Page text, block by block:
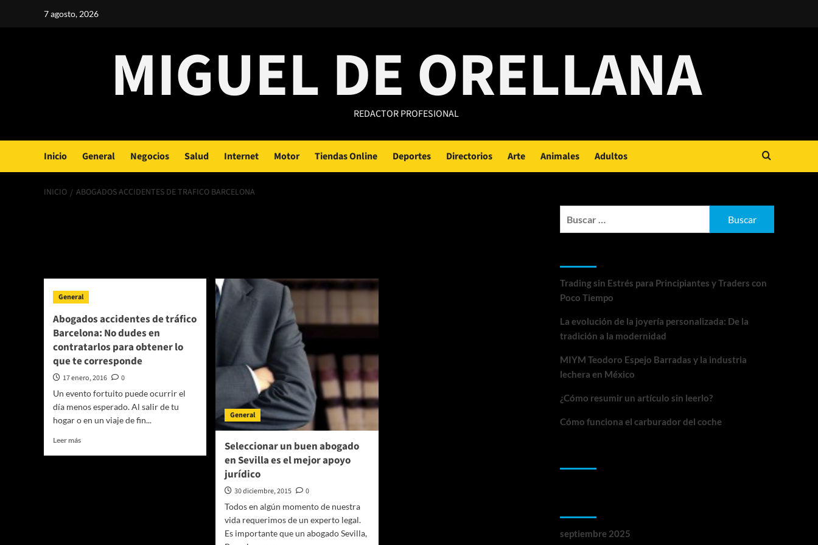
7 agosto, 2026
MIGUEL DE ORELLANA
REDACTOR PROFESIONAL
Inicio General Negocios Salud Internet Motor Tiendas Online Deportes Directorios Arte Animales Adultos
INICIO ABOGADOS ACCIDENTES DE TRAFICO BARCELONA
General
Abogados accidentes de tráfico
Barcelona: No dudes en
contratarlos para obtener lo
que te corresponde
17 enero, 2016
0
Un evento fortuito puede ocurrir el
día menos esperado. Al salir de tu
hogar o en un viaje de fin...
Leer másLeer
General
Seleccionar un buen abogado
en Sevilla es el mejor apoyo
jurídico
30 diciembre, 2015
0
Todos en algún momento de nuestra
vida requerimos de un experto legal.
Es importante que un abogado Sevilla,
Trading sin Estrés para Principiantes y Traders con
Poco Tiempo
La evolución de la joyería personalizada: De la
tradición a la modernidad
MIYM Teodoro Espejo Barradas y la industria
lechera en México
¿Cómo resumir un artículo sin leerlo?
Cómo funciona el carburador del coche
septiembre 2025